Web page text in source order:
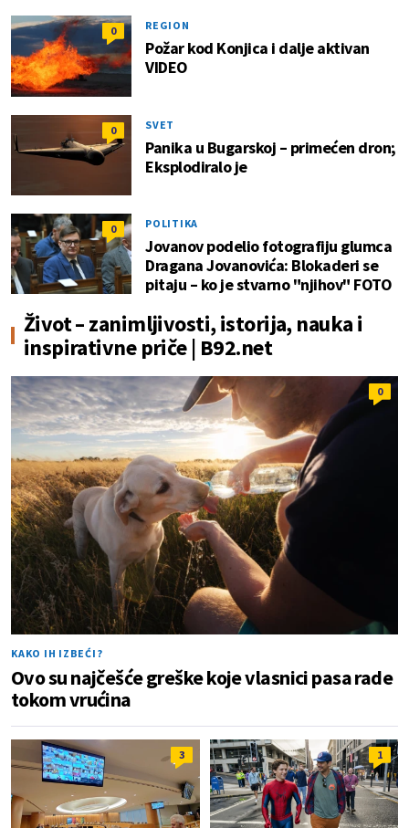
0 REGION
Požar kod Konjica i dalje aktivan
VIDEO
0 SVET
Panika u Bugarskoj – primećen dron;
Eksplodiralo je
0 POLITIKA
Jovanov podelio fotografiju glumca
Dragana Jovanovića: Blokaderi se
pitaju – ko je stvarno "njihov" FOTO
Život – zanimljivosti, istorija, nauka i
inspirativne priče | B92.net
0
KAKO IH IZBEĆI?
Ovo su najčešće greške koje vlasnici pasa rade
tokom vrućina
3 1